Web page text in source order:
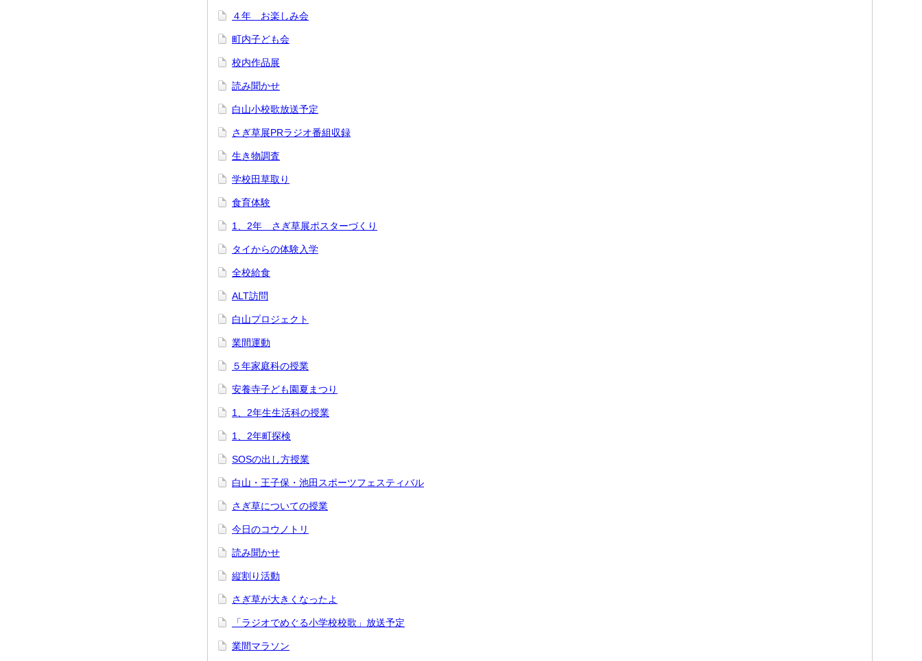
４年 お楽しみ会
町内子ども会
校内作品展
読み聞かせ
白山小校歌放送予定
さぎ草展PRラジオ番組収録
生き物調査
学校田草取り
食育体験
1、2年 さぎ草展ポスターづくり
タイからの体験入学
全校給食
ALT訪問
白山プロジェクト
業間運動
５年家庭科の授業
安養寺子ども園夏まつり
1、2年生生活科の授業
1、2年町探検
SOSの出し方授業
白山・王子保・池田スポーツフェスティバル
さぎ草についての授業
今日のコウノトリ
読み聞かせ
縦割り活動
さぎ草が大きくなったよ
「ラジオでめぐる小学校校歌」放送予定
業間マラソン